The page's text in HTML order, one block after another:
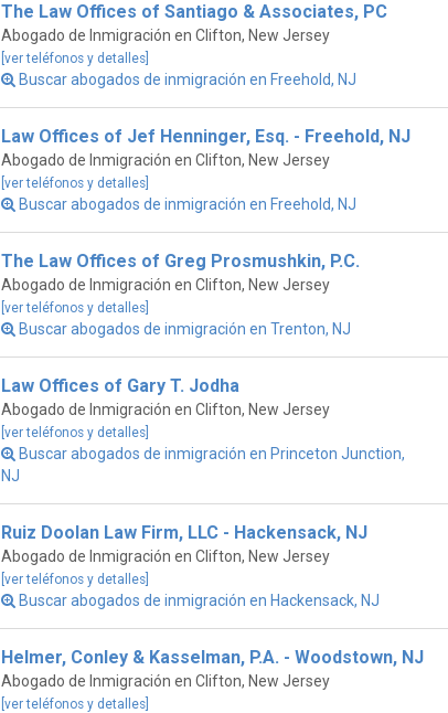
The Law Offices of Santiago & Associates, PC
Abogado de Inmigración en Clifton, New Jersey
[ver teléfonos y detalles]
Buscar abogados de inmigración en Freehold, NJ
Law Offices of Jef Henninger, Esq. - Freehold, NJ
Abogado de Inmigración en Clifton, New Jersey
[ver teléfonos y detalles]
Buscar abogados de inmigración en Freehold, NJ
The Law Offices of Greg Prosmushkin, P.C.
Abogado de Inmigración en Clifton, New Jersey
[ver teléfonos y detalles]
Buscar abogados de inmigración en Trenton, NJ
Law Offices of Gary T. Jodha
Abogado de Inmigración en Clifton, New Jersey
[ver teléfonos y detalles]
Buscar abogados de inmigración en Princeton Junction,
NJ
Ruiz Doolan Law Firm, LLC - Hackensack, NJ
Abogado de Inmigración en Clifton, New Jersey
[ver teléfonos y detalles]
Buscar abogados de inmigración en Hackensack, NJ
Helmer, Conley & Kasselman, P.A. - Woodstown, NJ
Abogado de Inmigración en Clifton, New Jersey
[ver teléfonos y detalles]